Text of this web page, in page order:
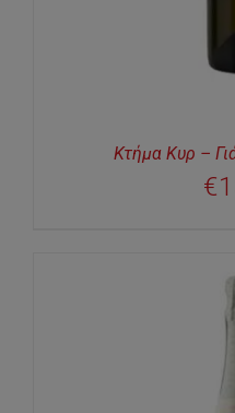
Κτήμα Κυρ –
€